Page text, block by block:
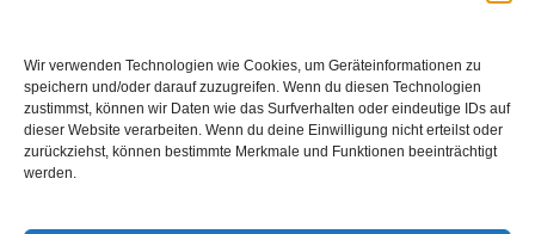
Wir verwenden Technologien wie Cookies, um Geräteinformationen zu
speichern und/oder darauf zuzugreifen. Wenn du diesen Technologien
zustimmst, können wir Daten wie das Surfverhalten oder eindeutige IDs auf
dieser Website verarbeiten. Wenn du deine Einwilligung nicht erteilst oder
zurückziehst, können bestimmte Merkmale und Funktionen beeinträchtigt
werden.